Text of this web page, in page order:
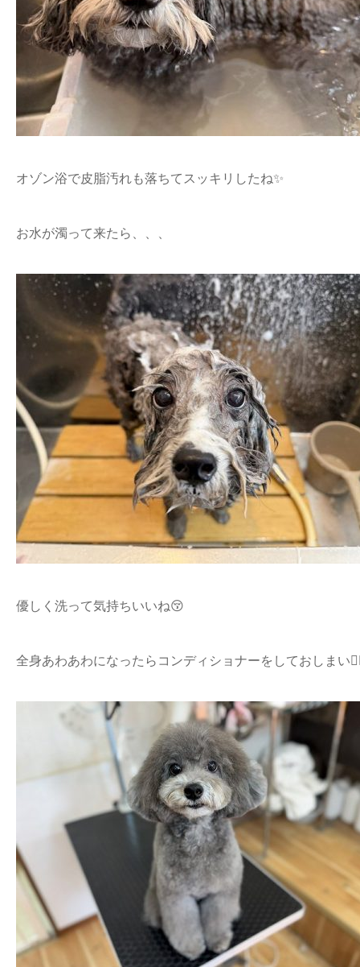
オゾン浴で皮脂汚れも落ちてスッキリしたね✨
お水が濁って来たら、、、
優しく洗って気持ちいいね😚
全身あわあわになったらコンディショナーをしておしまい